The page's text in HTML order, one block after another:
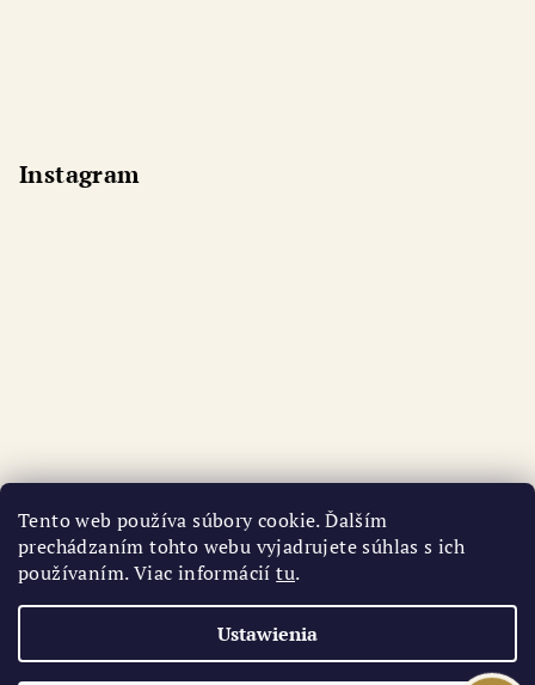
Tento web používa súbory cookie. Ďalším
prechádzaním tohto webu vyjadrujete súhlas s ich
používaním. Viac informáciítu.
Ustawienia
Instagram
Śledź na Instagramie
Copyright 2026AURI. Wszystkie prawa zastrzeżone.